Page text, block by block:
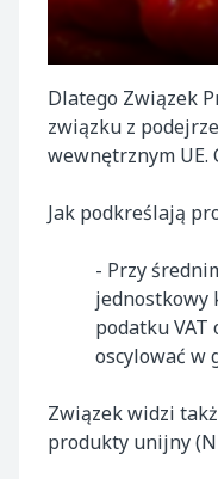
Dlatego Związek
związku z
wewnętrznym
Jak podkreślają
- Przy
jednostkowy
podatku
oscylować w
Związek widzi
produkty unijny